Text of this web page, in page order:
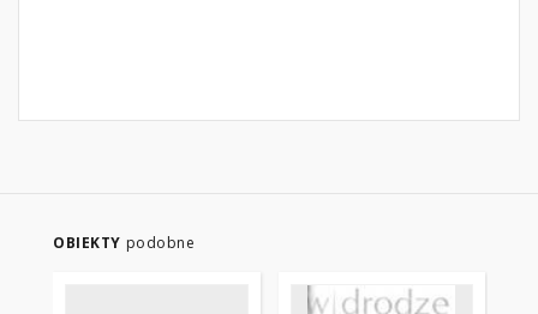
OBIEKTY podobne